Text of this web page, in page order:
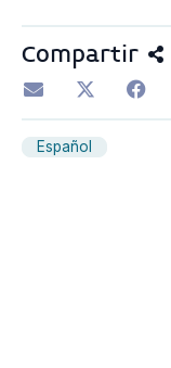
Compartir
Español